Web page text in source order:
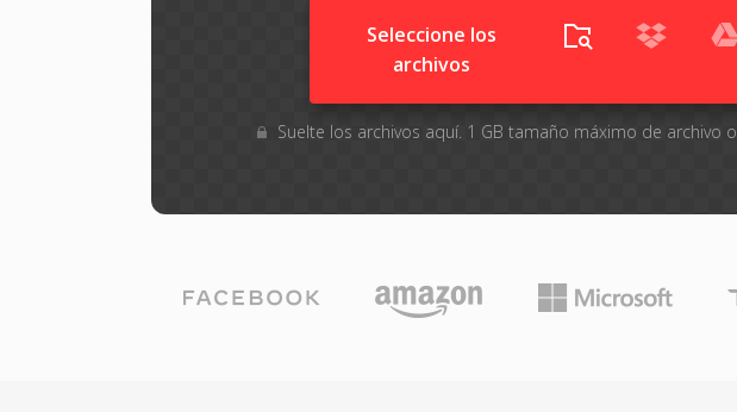
Seleccione los
archivos
Suelte los archivos aquí. 1 GB tamaño máximo de archivo o